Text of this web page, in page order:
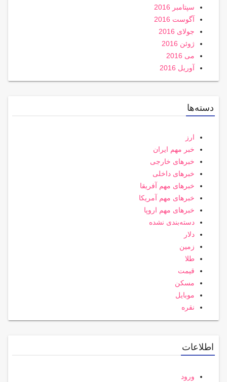
سپتامبر 2016
آگوست 2016
جولای 2016
ژوئن 2016
می 2016
آوریل 2016
دسته‌ها
ارز
خبر مهم ایران
خبرهای خارجی
خبرهای داخلی
خبرهای مهم آفریقا
خبرهای مهم آمریکا
خبرهای مهم اروپا
دسته‌بندی نشده
دلار
زمین
طلا
قیمت
مسکن
موبایل
نقره
اطلاعات
ورود